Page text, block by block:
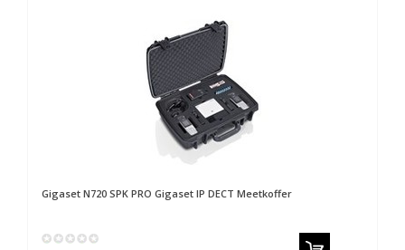
Gigaset N720 SPK PRO Gigaset IP DECT Meetkoffer